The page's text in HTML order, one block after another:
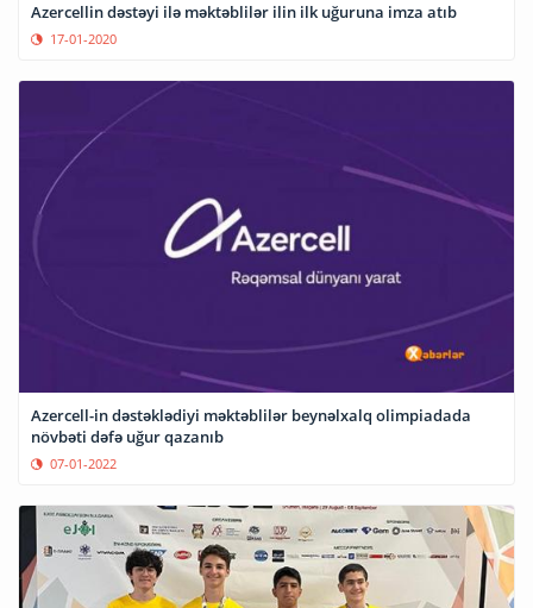
Azercellin dəstəyi ilə məktəblilər ilin ilk uğuruna imza atıb
17-01-2020
Azercell-in dəstəklədiyi məktəblilər beynəlxalq olimpiadada
növbəti dəfə uğur qazanıb
07-01-2022